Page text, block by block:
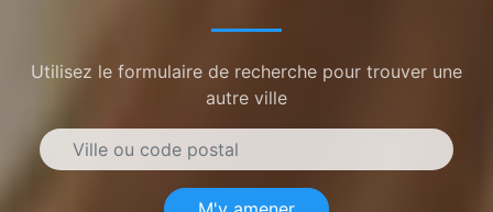
Utilisez le formulaire de recherche pour trouver une
autre ville